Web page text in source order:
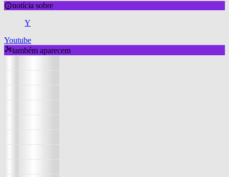
notícia sobre
Y
Youtube
também aparecem